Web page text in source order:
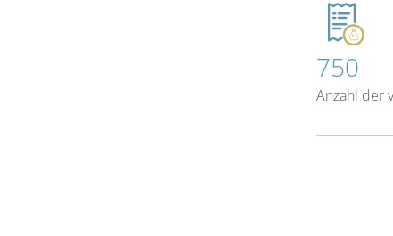
750
Anzahl der